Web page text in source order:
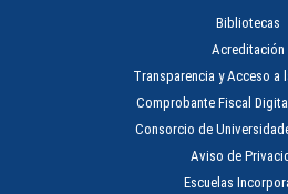
Bibliotecas
Acreditación
Transparencia y Acceso a
Comprobante Fiscal
Consorcio de
Aviso de
Escuelas